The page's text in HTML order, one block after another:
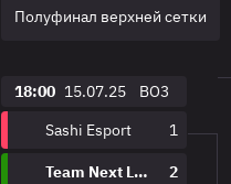
Полуфинал верхней сетки
18:00 15.07.25
BO3
Sashi Esport
1
Team Next Level 2